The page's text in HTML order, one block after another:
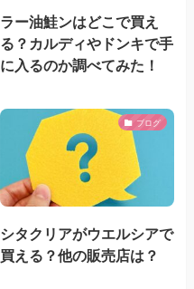
ラー油鮭ンはどこで買え
る？カルディやドンキで手
に入るのか調べてみた！
ブログ
シタクリアがウエルシアで
買える？他の販売店は？